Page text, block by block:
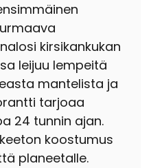
kirsikankukan
leijuu lempeitä
mantelista ja
tarjoaa
24 tunnin ajan.
koostumus
planeetalle.